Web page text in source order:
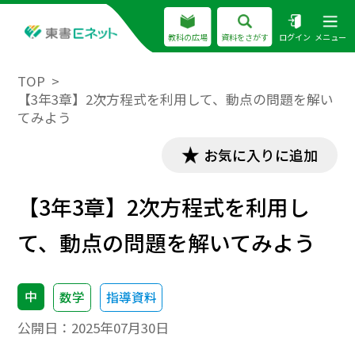
教科の広場 資料をさがす ログイン メニュー
TOP
【3年3章】2次方程式を利用して、動点の問題を解い
てみよう
お気に入りに追加
【3年3章】2次方程式を利用し
て、動点の問題を解いてみよう
中 数学 指導資料
公開日： 2025年07月30日